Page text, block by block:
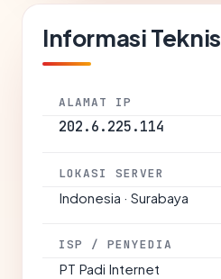
Informasi Teknis
ALAMAT IP
202.6.225.114
LOKASI SERVER
Indonesia · Surabaya
ISP / PENYEDIA
PT Padi Internet